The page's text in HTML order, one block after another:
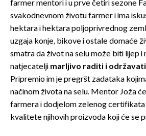
farmer mentori i u prve četiri sezone
svakodnevnom životu farmer i ima
hektara i hektara poljoprivrednog
uzgaja konje, bikove i ostale domaće
smatra da život na selu može biti lijep
natjecatelji marljivo raditi i
Pripremio im je pregršt zadataka
načinom života na selu. Mentor Joža
farmera i dodjelom zelenog certifikata
kvalitete njihovih proizvoda koji će se